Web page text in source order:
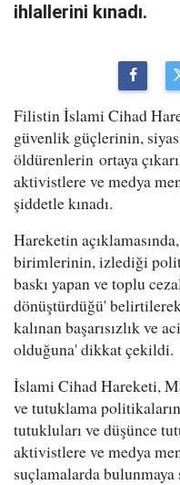
ihlallerini kınadı.
Filistin İslami Cihad
güvenlik güçlerinin,
öldürenlerin ortaya
aktivistlere ve medya
şiddetle kınadı.
Hareketin
birimlerinin, izlediği
baskı yapan ve toplu
dönüştürdüğü'
kalınan başarısızlık ve
olduğuna' dikkat çekildi.
İslami Cihad Hareketi,
ve tutuklama
tutukluları ve düşünce
aktivistlere ve medya
suçlamalarda bulunmaya